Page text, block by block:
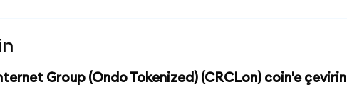
Group (Ondo Tokenized) (CRCLon) coin'e çevirin